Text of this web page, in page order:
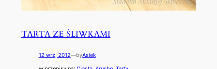
TARTA ZE ŚLIWKAMI
12 wrz, 2012—byAsiek